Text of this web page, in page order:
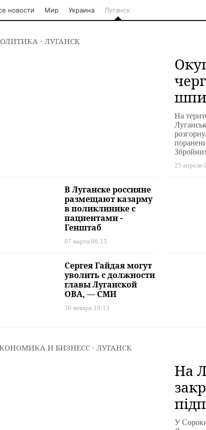
новости Мир Украина Луганск
⋅ ЛУГАНСК
На
25 апреля
В Луганске россияне
размещают казарму
в поликлинике с
пациентами -
Генштаб
07 марта 06:15
Сергея Гайдая могут
уволить с должности
главы Луганской
ОВА, — СМИ
30 января 10:13
И БИЗНЕСС ⋅ ЛУГАНСК
На
У